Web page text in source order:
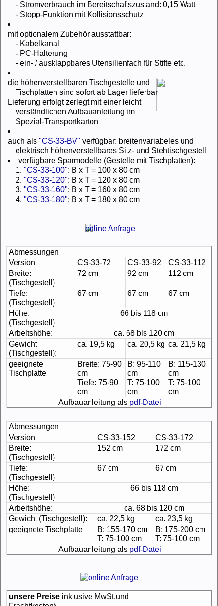
- Stromverbrauch im Bereitschaftszustand: 0,15 Watt
- Stopp-Funktion mit Kollisionsschutz
mit optionalem Zubehör ausstattbar:
- Kabelkanal
- PC-Halterung
- ein- / ausklappbares Utensilienfach für Stifte etc.
die höhenverstellbaren Tischgestelle und
Tischplatten sind sofort ab Lager lieferbar
Lieferung erfolgt zerlegt mit einer leicht
verständlichen Aufbauanleitung im
Spezial-Transportkarton
auch als "CS-33-BV" verfügbar: breitenvariabeles und
elektrisch höhenverstellbares Sitz- und Stehtischgestell
verfügbare Sparmodelle (Gestelle mit Tischplatten):
1. "CS-33-100": B x T = 100 x 80 cm
2. "CS-33-120": B x T = 120 x 80 cm
3. "CS-33-160": B x T = 160 x 80 cm
4. "CS-33-180": B x T = 180 x 80 cm
Abmessungen
Version
CS-33-72 CS-33-92
CS-33-112
Breite:
(Tischgestell)
72 cm 92 cm 112 cm
Tiefe:
(Tischgestell)
67 cm 67 cm 67 cm
Höhe:
(Tischgestell)
66 bis 118 cm
Arbeitshöhe:
ca. 68 bis 120 cm
Gewicht
(Tischgestell):
ca. 19,5 kg ca. 20,5 kg ca. 21,5 kg
geeignete
Tischplatte
Breite: 75-90
cm
Tiefe: 75-90
cm
B: 95-110
cm
T: 75-100
cm
B: 115-130
cm
T: 75-100
cm
Aufbauanleitung als pdf-Datei
Abmessungen
Version
CS-33-152
CS-33-172
Breite:
(Tischgestell)
152 cm 172 cm
Tiefe:
(Tischgestell)
67 cm 67 cm
Höhe:
(Tischgestell)
66 bis 118 cm
Arbeitshöhe:
ca. 68 bis 120 cm
Gewicht (Tischgestell):
ca. 22,5 kg
ca. 23,5 kg
geeignete Tischplatte
B: 155-170 cm
T: 75-100 cm
B: 175-200 cm
T: 75-100 cm
Aufbauanleitung als pdf-Datei
unsere Preise inklusive MwSt.und